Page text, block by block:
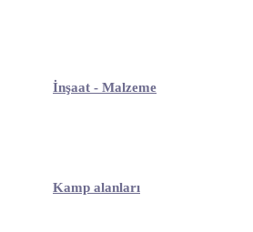
İnşaat - Malzeme
Kamp alanları